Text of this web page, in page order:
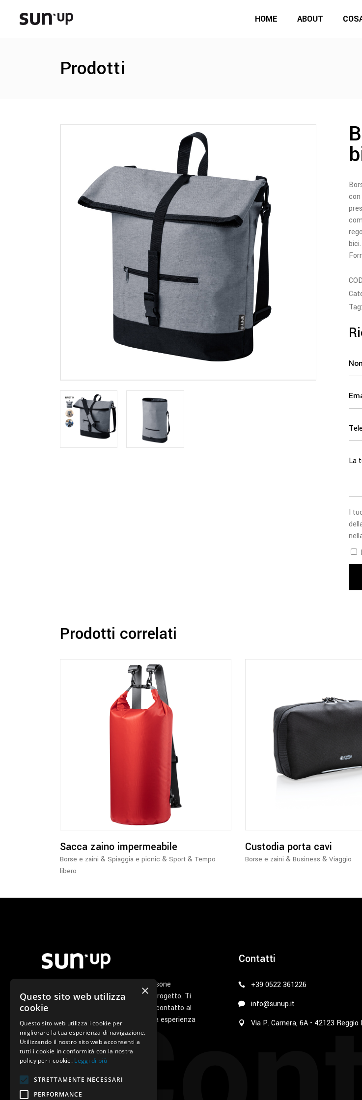
HOME ABOUT
Prodotti
Tag:
I
Prodotti correlati
prodotto
varianti.
opzioni
possono
essere
scelte
Sacca zaino impermeabile
Borse e zaini & Spiaggia e picnic & Sport & Tempo
libero
Custodia porta cavi
Borse e zaini & Business & Viaggio
Noi di Sunup siamo un gruppo di persone
appassionate che ha a cuore il tuo progetto. Ti
seguiamo personalmente dal primo contatto al
servizio di post vendita perché la tua esperienza
con noi sia unica e speciale.
Contatti
+39 0522 361226
info@sunup.it
Via P. Carnera, 6A - 42123 Reggio
×
Questo sito web utilizza
cookie
Questo sito web utilizza i cookie per
migliorare la tua esperienza di navigazione.
Utilizzando il nostro sito web acconsenti a
tutti i cookie in conformità con la nostra
policy per i cookie. Leggi di più
STRETTAMENTE NECESSARI
PERFORMANCE